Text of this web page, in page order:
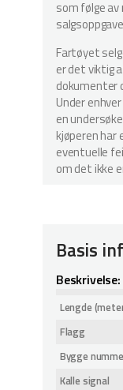
som følge av
Fartøyet
er det viktig
dokumenter
Under
en
kjøperen har
eventuelle
om det ikke
Basis
Beskrivelse:
Lengde
Flagg
Bygge
Kalle signal